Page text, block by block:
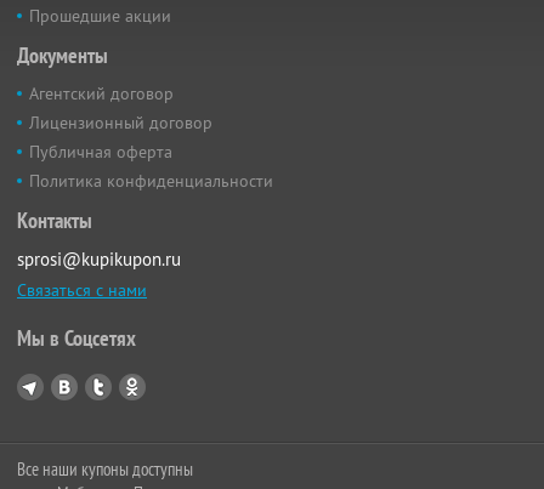
Прошедшие акции
Документы
Агентский договор
Лицензионный договор
Публичная оферта
Политика конфиденциальности
Контакты
sprosi@kupikupon.ru
Связаться с нами
Мы в Соцсетях
Все наши купоны доступны